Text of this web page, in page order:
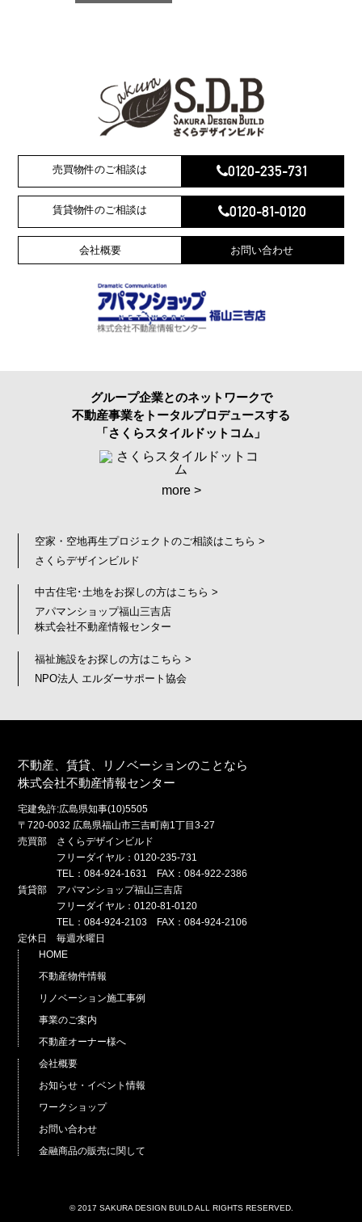
売買物件のご相談は 0120-235-731
賃貸物件のご相談は 0120-81-0120
会社概要 お問い合わせ
グループ企業とのネットワークで
不動産事業をトータルプロデュースする
「さくらスタイルドットコム」
more >
空家・空地再生プロジェクトのご相談はこちら >
さくらデザインビルド
中古住宅･土地をお探しの方はこちら >
アパマンショップ福山三吉店
株式会社不動産情報センター
福祉施設をお探しの方はこちら >
NPO法人 エルダーサポート協会
不動産、賃貸、リノベーションのことなら
株式会社不動産情報センター
宅建免許:広島県知事(10)5505
〒720-0032 広島県福山市三吉町南1丁目3-27
売買部 さくらデザインビルド
フリーダイヤル：0120-235-731
TEL：084-924-1631 FAX：084-922-2386
賃貸部 アパマンショップ福山三吉店
フリーダイヤル：0120-81-0120
TEL：084-924-2103 FAX：084-924-2106
定休日 毎週水曜日
HOME
不動産物件情報
リノベーション施工事例
事業のご案内
不動産オーナー様へ
会社概要
お知らせ・イベント情報
ワークショップ
お問い合わせ
金融商品の販売に関して
© 2017 SAKURA DESIGN BUILD ALL RIGHTS RESERVED.